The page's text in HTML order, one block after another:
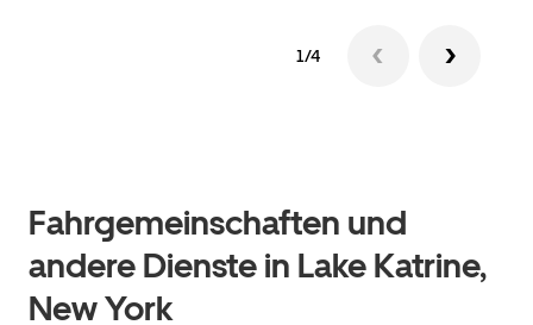
1/4
Fahrgemeinschaften und
andere Dienste in Lake Katrine,
New York